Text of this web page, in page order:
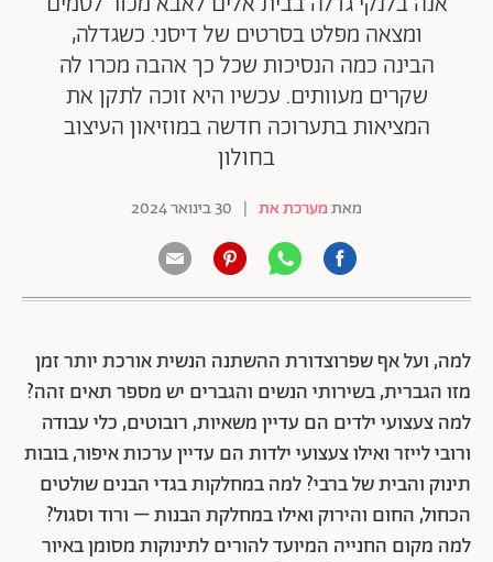
ומצאה מפלט בסרטים של דיסני. כשגדלה,
הבינה כמה הנסיכות שכל כך אהבה מכרו לה
שקרים מעוותים. עכשיו היא זוכה לתקן את
המציאות בתערוכה חדשה במוזיאון העיצוב
בחולון
מאתמערכת את | 30 בינואר 2024
למה, ועל אף שפרוצדורת ההשתנה הנשית אורכת יותר זמן
מזו הגברית, בשירותי הנשים והגברים יש מספר תאים זהה?
למה צעצועי ילדים הם עדיין משאיות, רובוטים, כלי עבודה
ורובי לייזר ואילו צעצועי ילדות הם עדיין ערכות איפור, בובות
תינוק והבית של ברבי? למה במחלקות בגדי הבנים שולטים
הכחול, החום והירוק ואילו במחלקת הבנות – ורוד וסגול?
למה מקום החנייה המיועד להורים לתינוקות מסומן באיור